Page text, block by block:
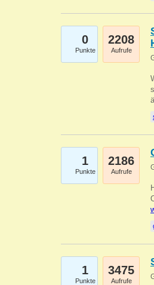
0
Punkte
2208
Aufrufe
1
Punkte
2186
Aufrufe
1
Punkte
3475
Aufrufe